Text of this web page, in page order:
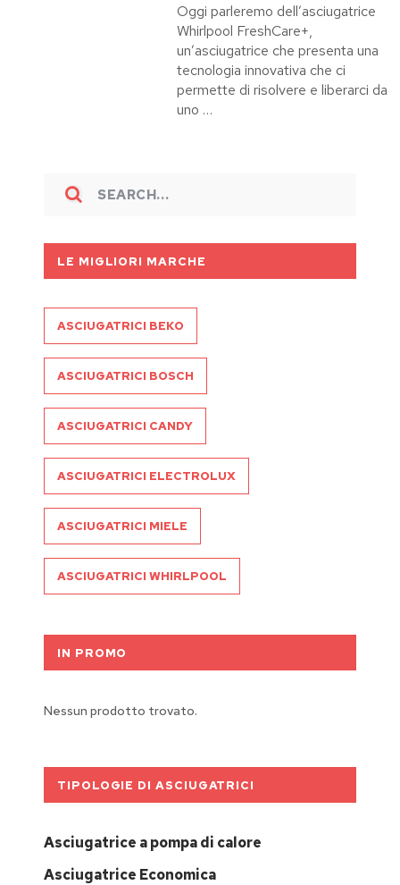
Oggi parleremo dell’asciugatrice
Whirlpool FreshCare+,
un’asciugatrice che presenta una
tecnologia innovativa che ci
permette di risolvere e liberarci da
uno …
LE MIGLIORI MARCHE
ASCIUGATRICI BEKO
ASCIUGATRICI BOSCH
ASCIUGATRICI CANDY
ASCIUGATRICI ELECTROLUX
ASCIUGATRICI MIELE
ASCIUGATRICI WHIRLPOOL
IN PROMO
Nessun prodotto trovato.
TIPOLOGIE DI ASCIUGATRICI
Asciugatrice a pompa di calore
Asciugatrice Economica